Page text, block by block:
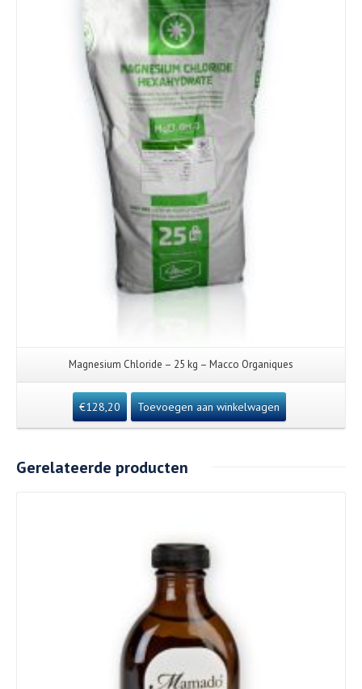
Details
Magnesium Chloride – 25 kg – Macco Organiques
€128,20 Toevoegen aan winkelwagen
Gerelateerde producten